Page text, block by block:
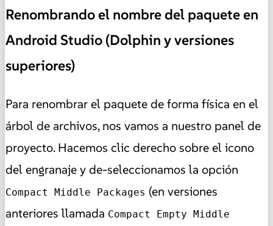
Renombrando el nombre del paquete en
Android Studio (Dolphin y versiones
superiores)
Para renombrar el paquete de forma física en el
árbol de archivos, nos vamos a nuestro panel de
proyecto. Hacemos clic derecho sobre el icono
del engranaje y de-seleccionamos la opción
Compact Middle Packages (en versiones
anteriores llamada Compact Empty Middle